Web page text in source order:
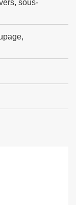
sous-